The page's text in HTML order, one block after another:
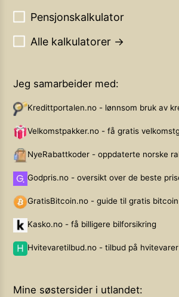
Pensjonskalkulator
Alle kalkulatorer →
Jeg samarbeider med:
Kredittportalen.no - lønnsom bruk av
Velkomstpakker.no - få gratis
NyeRabattkoder - oppdaterte norske
Godpris.no - oversikt over de beste
GratisBitcoin.no - guide til gratis bitcoin
Kasko.no - få billigere bilforsikring
Hvitevaretilbud.no - tilbud på hvitevarer
Mine søstersider i utlandet: